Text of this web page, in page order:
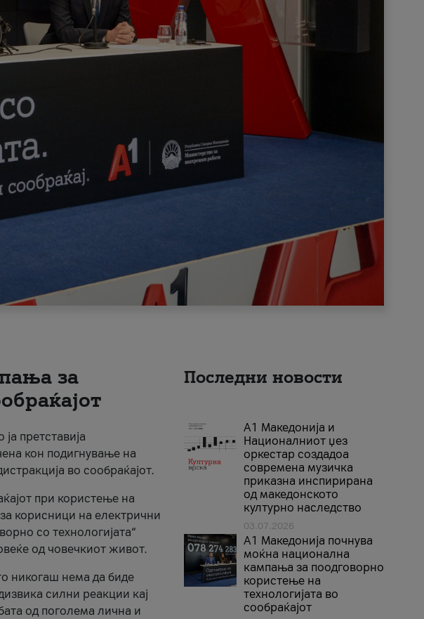
за
претставија
кон подигнување на
во сообраќајот.
при користење на
корисници на електрични
со технологијата“
од човечкиот живот.
никогаш нема да биде
силни реакции кај
од поголема лична и
Последни новости
А1 Македонија и
Националниот џез
оркестар создадоа
современа музичка
приказна инспирирана
од македонското
културно наследство
03.07.2026
A1 Македонија почнува
моќна национална
кампања за поодговорно
користење на
технологијата во
сообраќајот